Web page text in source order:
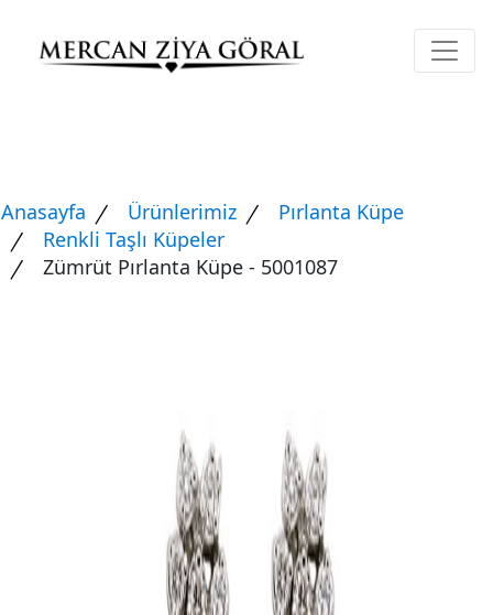
Anasayfa Ürünlerimiz
Pırlanta Küpe
Renkli Taşlı Küpeler
Zümrüt Pırlanta Küpe - 5001087